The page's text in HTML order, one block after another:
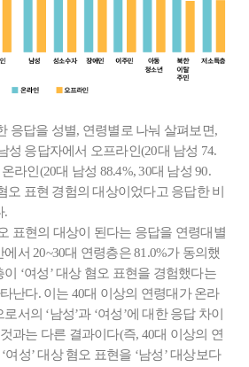
응답을 성별, 연령별로 나눠 살펴보면,
성 응답자에서 오프라인(20대 남성 74.
라인(20대 남성 88.4%, 30대 남성 90.
오 표현 경험의 대상이었다고 응답한 비
.
표현의 대상이 된다는 응답을 연령대별
서 20~30대 연령층은 81.0%가 동의했
‘여성’ 대상 혐오 표현을 경험했다는
난다. 이는 40대 이상의 연령대가 온라
서의 ‘남성’과 ‘여성’에 대한 응답 차이
과는 다른 결과이다(즉, 40대 이상의 연
성’ 대상 혐오 표현을 ‘남성’ 대상보다